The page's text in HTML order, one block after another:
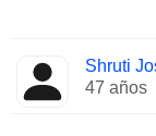
Shruti
47 años